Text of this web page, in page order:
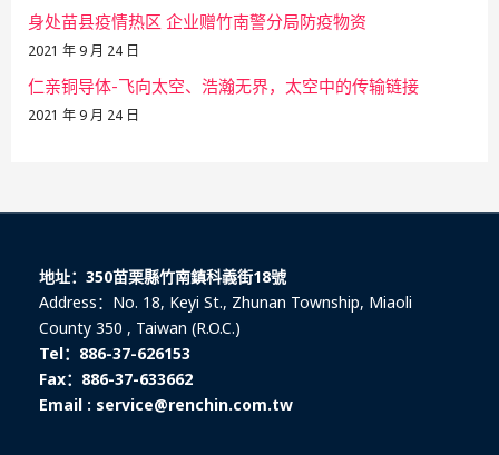
身处苗县疫情热区 企业赠竹南警分局防疫物资
2021 年 9 月 24 日
仁亲铜导体-飞向太空、浩瀚无界，太空中的传输链接
2021 年 9 月 24 日
地址：350苗栗縣竹南鎮科義街18號
Address：No. 18, Keyi St., Zhunan Township, Miaoli
County 350 , Taiwan (R.O.C.)
Tel：886-37-626153
Fax：886-37-633662
Email : service@renchin.com.tw